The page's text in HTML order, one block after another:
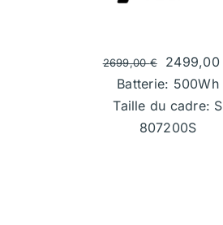
2699,00€ 2499,00
Batterie: 500Wh
Taille du cadre: S
807200S